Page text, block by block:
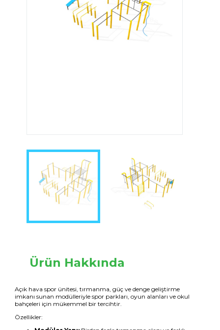
Ürün Hakkında
Açık hava spor ünitesi, tırmanma, güç ve denge geliştirme
imkanı sunan modülleriyle spor parkları, oyun alanları ve okul
bahçeleri için mükemmel bir tercihtir.
Özellikler: